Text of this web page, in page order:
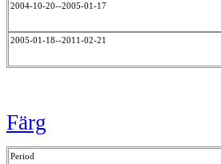
2004-10-20--2005-01-17
2005-01-18--2011-02-21
Färg
Period